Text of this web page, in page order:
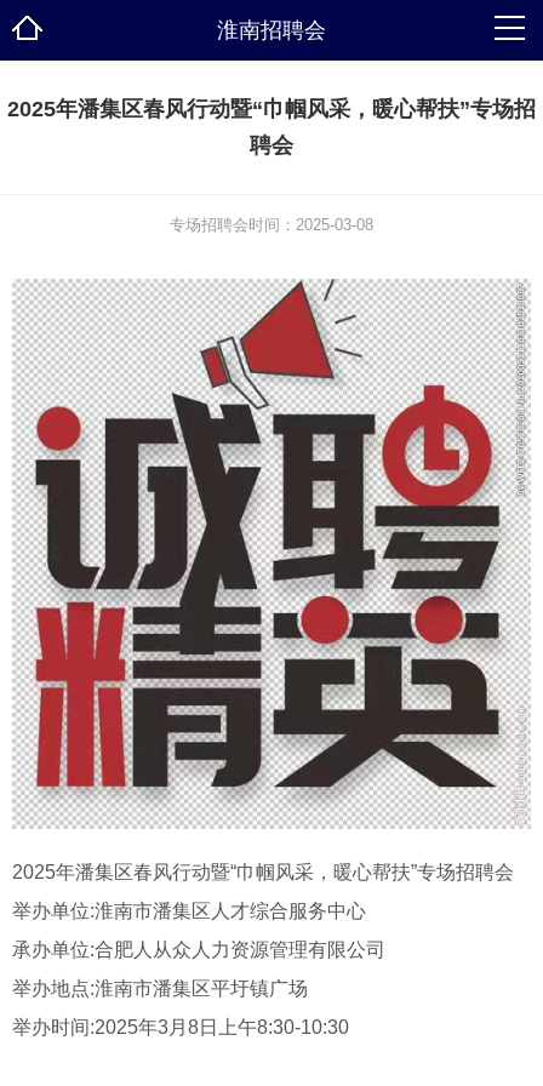
淮南招聘会
2025年潘集区春风行动暨“巾帼风采，暖心帮扶”专场招
聘会
专场招聘会时间：2025-03-08
2025年潘集区春风行动暨“巾帼风采，暖心帮扶”专场招聘会
举办单位:淮南市潘集区人才综合服务中心
承办单位:合肥人从众人力资源管理有限公司
举办地点:淮南市潘集区平圩镇广场
举办时间:2025年3月8日上午8:30-10:30